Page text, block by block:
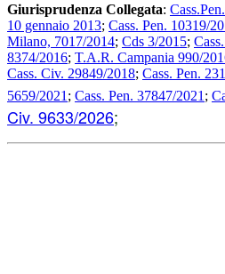
Giurisprudenza Collegata:
10 gennaio 2013; Cass. Pen. 10319/
Milano, 7017/2014; Cds 3/2015;
8374/2016; T.A.R. Campania 990/
Cass. Civ. 29849/2018; Cass. Pen.
5659/2021 ; Cass. Pen. 37847/2021 ;
Civ. 9633/2026;